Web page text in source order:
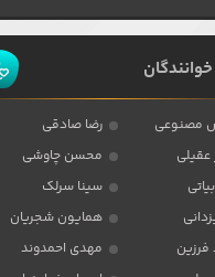
مصنوعی
رضا صادقی
عقیلی
محسن چاوشی
سینا سرلک
همایون شجریان
فرزین
مهدی احمدوند